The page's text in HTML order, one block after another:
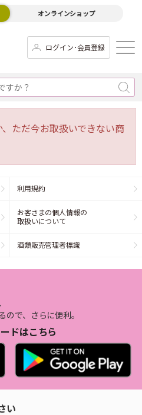
オンラインショップ
ログイン･会員登録
ただ今お取扱いできない商
利用規約
お客さまの個人情報の
取扱いについて
酒類販売管理者標識
ので、さらに便利。
ドはこちら
い